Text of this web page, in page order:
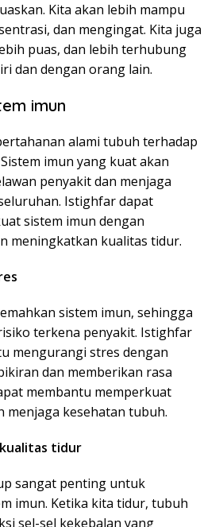
Kita akan lebih mampu
dan mengingat. Kita juga
puas, dan lebih terhubung
dan dengan orang lain.
imun
alami tubuh terhadap
imun yang kuat akan
penyakit dan menjaga
Istighfar dapat
sistem imun dengan
meningkatkan kualitas tidur.
sistem imun, sehingga
terkena penyakit. Istighfar
mengurangi stres dengan
dan memberikan rasa
membantu memperkuat
menjaga kesehatan tubuh.
tidur
sangat penting untuk
imun. Ketika kita tidur, tubuh
sel-sel kekebalan yang